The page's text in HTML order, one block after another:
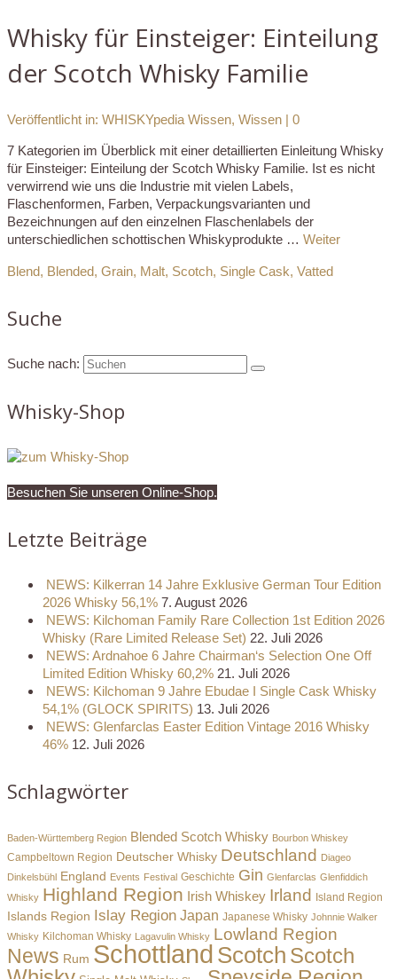
Whisky für Einsteiger: Einteilung
der Scotch Whisky Familie
Veröffentlicht in: WHISKYpedia Wissen, Wissen | 0
7 Kategorien im Überblick mit einer detaillierten Einleitung Whisky
für Einsteiger: Einteilung der Scotch Whisky Familie. Ist es nicht
verwirrend wie uns die Industrie mit vielen Labels,
Flaschenformen, Farben, Verpackungsvarianten und
Bezeichnungen auf den einzelnen Flaschenlabels der
unterschiedlichen schottischen Whiskyprodukte … Weiter
Blend, Blended, Grain, Malt, Scotch, Single Cask, Vatted
Suche
Suche nach:
Whisky-Shop
Besuchen Sie unseren Online-Shop.
Letzte Beiträge
NEWS: Kilkerran 14 Jahre Exklusive German Tour Edition
2026 Whisky 56,1% 7. August 2026
NEWS: Kilchoman Family Rare Collection 1st Edition 2026
Whisky (Rare Limited Release Set) 22. Juli 2026
NEWS: Ardnahoe 6 Jahre Chairman‘s Selection One Off
Limited Edition Whisky 60,2% 21. Juli 2026
NEWS: Kilchoman 9 Jahre Ebudae I Single Cask Whisky
54,1% (GLOCK SPIRITS) 13. Juli 2026
NEWS: Glenfarclas Easter Edition Vintage 2016 Whisky
46% 12. Juli 2026
Schlagwörter
Baden-Württemberg Region Blended Scotch Whisky Bourbon Whiskey
Campbeltown Region Deutscher Whisky Deutschland
Diageo
Dinkelsbühl
England Events Festival Geschichte Gin Glenfarclas Glenfiddich
Whisky Highland Region Irish Whiskey Irland Island Region
Islands Region Islay Region Japan Japanese Whisky Johnnie Walker
Whisky Kilchoman Whisky Lagavulin Whisky Lowland Region
News Rum Schottland Scotch Scotch